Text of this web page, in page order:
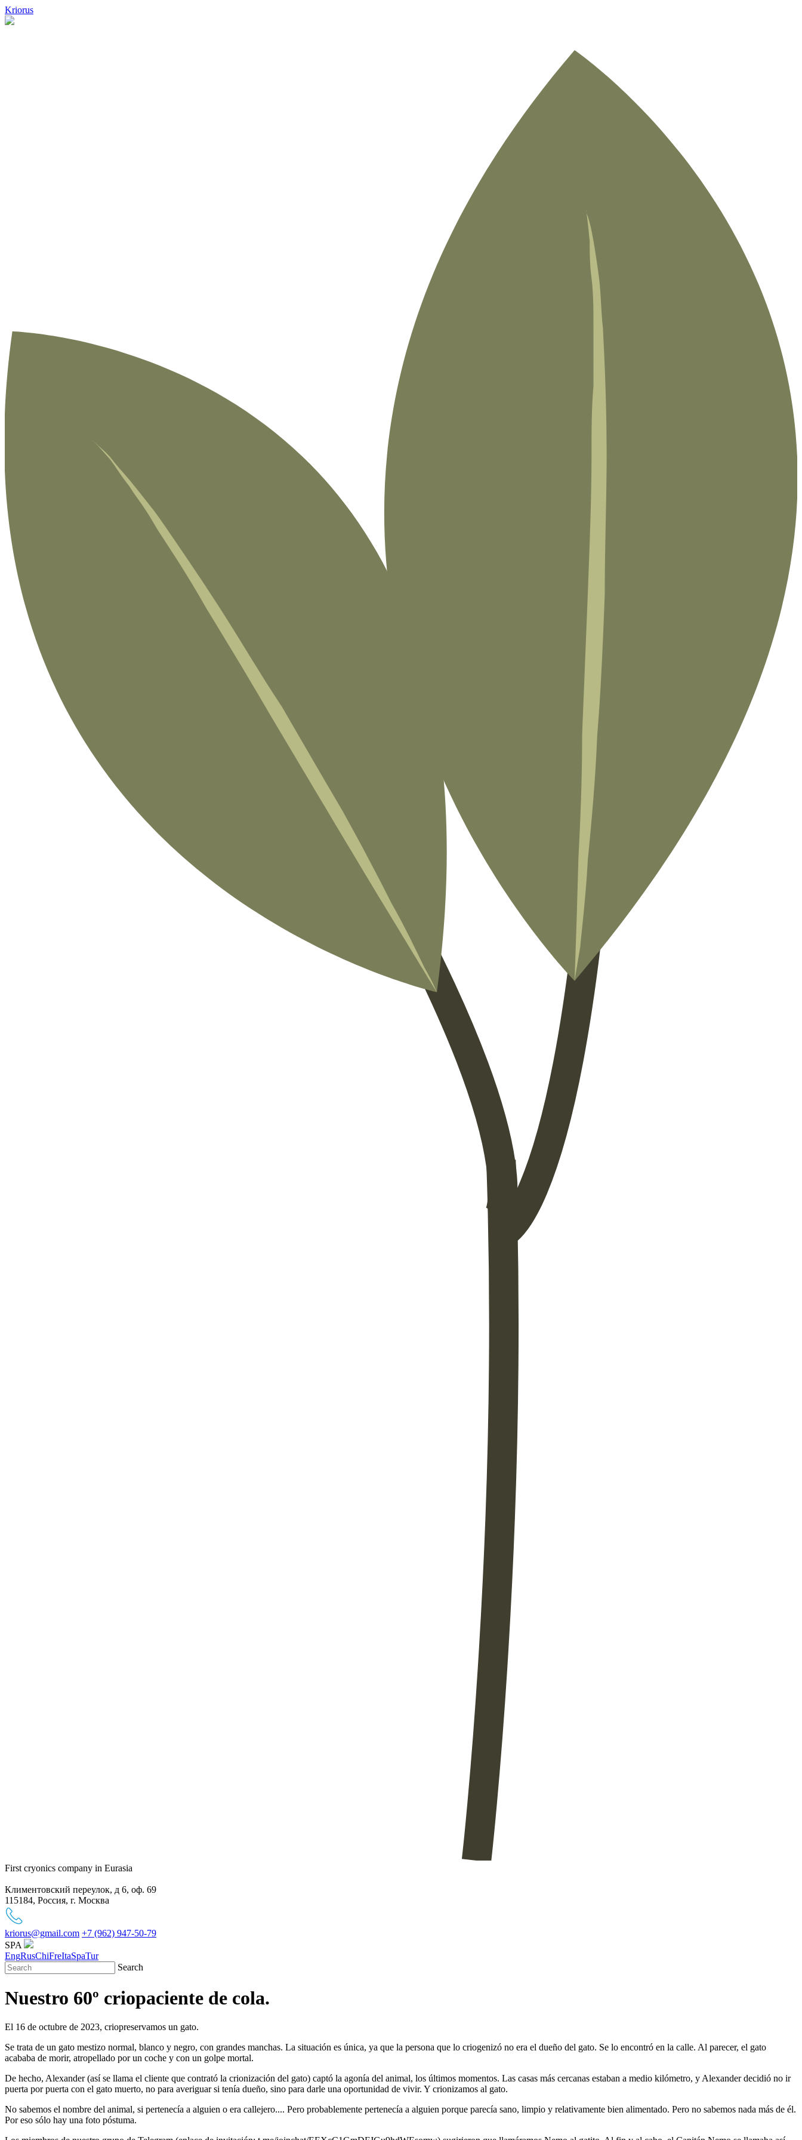
Kriorus
First cryonics company in Eurasia
Климентовский переулок, д 6, оф. 69
115184, Россия, г. Москва
kriorus@gmail.com +7 (962) 947-50-79
SPA
EngRusChiFreItaSpaTur
Search
Nuestro 60º criopaciente de cola.
El 16 de octubre de 2023, criopreservamos un gato.
Se trata de un gato mestizo normal, blanco y negro, con grandes manchas. La situación es única, ya que la persona que lo criogenizó no era el dueño del gato. Se lo encontró en la calle. Al parecer, el gato
acababa de morir, atropellado por un coche y con un golpe mortal.
De hecho, Alexander (así se llama el cliente que contrató la crionización del gato) captó la agonía del animal, los últimos momentos. Las casas más cercanas estaban a medio kilómetro, y Alexander decidió no ir
puerta por puerta con el gato muerto, no para averiguar si tenía dueño, sino para darle una oportunidad de vivir. Y crionizamos al gato.
No sabemos el nombre del animal, si pertenecía a alguien o era callejero.... Pero probablemente pertenecía a alguien porque parecía sano, limpio y relativamente bien alimentado. Pero no sabemos nada más de él.
Por eso sólo hay una foto póstuma.